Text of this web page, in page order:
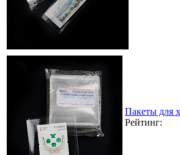
Пакеты для
Рейтинг: